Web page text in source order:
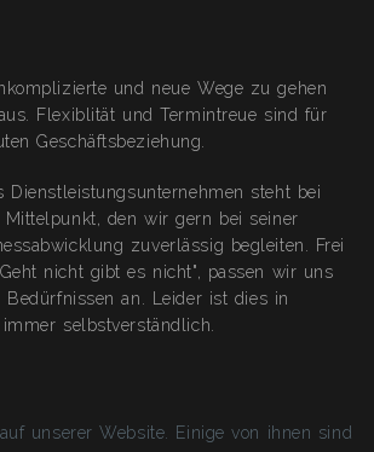
und neue Wege zu gehen
Flexiblität und Termintreue sind für
Geschäftsbeziehung.
Dienstleistungsunternehmen steht bei
den wir gern bei seiner
zuverlässig begleiten. Frei
nicht gibt es nicht", passen wir uns
Bedürfnissen an. Leider ist dies in
selbstverständlich.
unserer Website. Einige von ihnen sind